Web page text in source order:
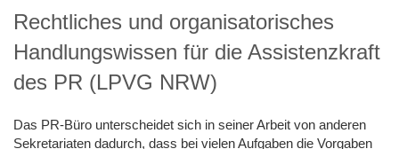
Rechtliches und organisatorisches
Handlungswissen für die Assistenzkraft
des PR (LPVG NRW)
Das PR-Büro unterscheidet sich in seiner Arbeit von anderen
Sekretariaten dadurch, dass bei vielen Aufgaben die Vorgaben